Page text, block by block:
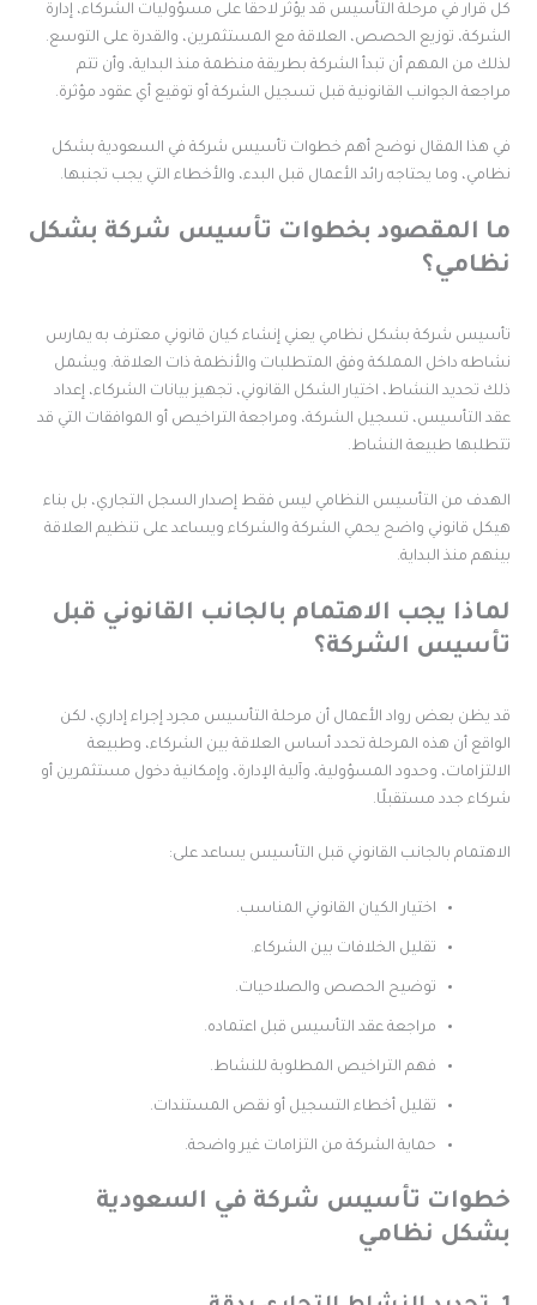
قرار في مرحلة التأسيس قد يؤثر لاحقًا على مسؤوليات الشركاء، إدارة
توزيع الحصص، العلاقة مع المستثمرين، والقدرة على التوسع.
من المهم أن تبدأ الشركة بطريقة منظمة منذ البداية، وأن تتم
الجوانب القانونية قبل تسجيل الشركة أو توقيع أي عقود مؤثرة.
هذا المقال نوضح أهم خطوات تأسيس شركة في السعودية بشكل
وما يحتاجه رائد الأعمال قبل البدء، والأخطاء التي يجب تجنبها.
المقصود بخطوات تأسيس شركة بشكل
شركة بشكل نظامي يعني إنشاء كيان قانوني معترف به يمارس
داخل المملكة وفق المتطلبات والأنظمة ذات العلاقة. ويشمل
تحديد النشاط، اختيار الشكل القانوني، تجهيز بيانات الشركاء، إعداد
التأسيس، تسجيل الشركة، ومراجعة التراخيص أو الموافقات التي قد
طبيعة النشاط.
من التأسيس النظامي ليس فقط إصدار السجل التجاري، بل بناء
قانوني واضح يحمي الشركة والشركاء ويساعد على تنظيم العلاقة
منذ البداية.
يجب الاهتمام بالجانب القانوني قبل
الشركة؟
يظن بعض رواد الأعمال أن مرحلة التأسيس مجرد إجراء إداري، لكن
أن هذه المرحلة تحدد أساس العلاقة بين الشركاء، وطبيعة
وحدود المسؤولية، وآلية الإدارة، وإمكانية دخول مستثمرين أو
جدد مستقبلًا.
بالجانب القانوني قبل التأسيس يساعد على:
اختيار الكيان القانوني المناسب.
تقليل الخلافات بين الشركاء.
توضيح الحصص والصلاحيات.
مراجعة عقد التأسيس قبل اعتماده.
فهم التراخيص المطلوبة للنشاط.
تقليل أخطاء التسجيل أو نقص المستندات.
حماية الشركة من التزامات غير واضحة.
تأسيس شركة في السعودية
نظامي